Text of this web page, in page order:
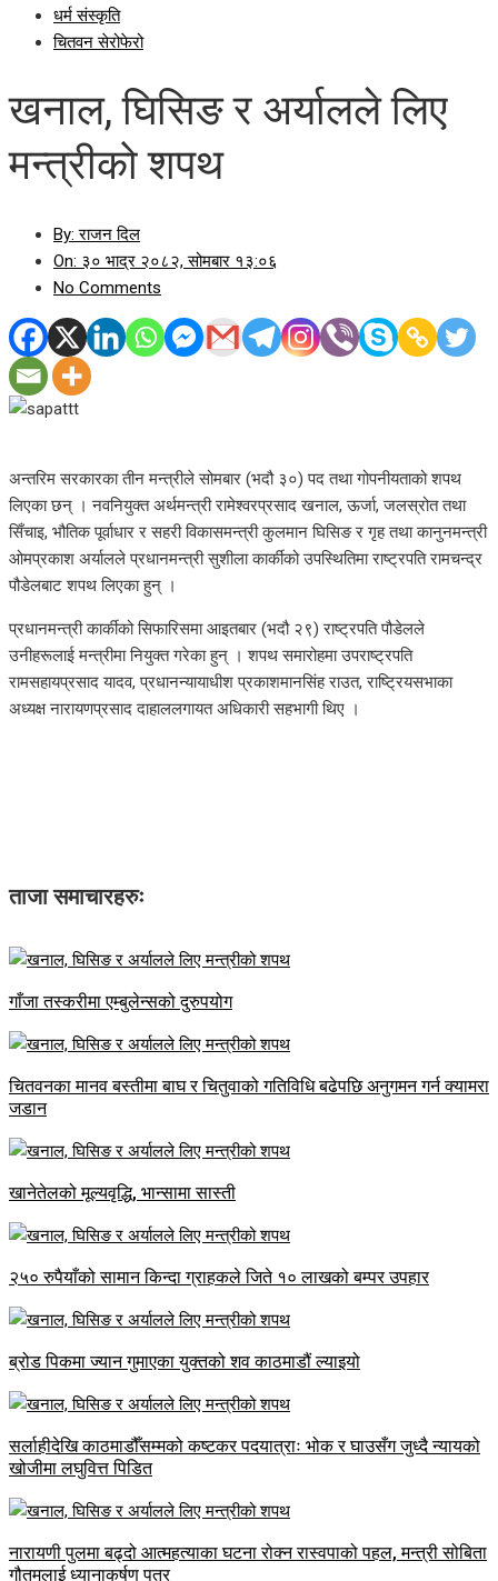
धर्म संस्कृति
चितवन सेरोफेरो
खनाल, घिसिङ र अर्यालले लिए
मन्त्रीको शपथ
By: राजन दिल
On: ३० भाद्र २०८२, सोमबार १३:०६
No Comments
अन्तरिम सरकारका तीन मन्त्रीले सोमबार (भदौ ३०) पद तथा गोपनीयताको शपथ
लिएका छन् । नवनियुक्त अर्थमन्त्री रामेश्वरप्रसाद खनाल, ऊर्जा, जलस्रोत तथा
सिँचाइ, भौतिक पूर्वाधार र सहरी विकासमन्त्री कुलमान घिसिङ र गृह तथा कानुनमन्त्री
ओमप्रकाश अर्यालले प्रधानमन्त्री सुशीला कार्कीको उपस्थितिमा राष्ट्रपति रामचन्द्र
पौडेलबाट शपथ लिएका हुन् ।
प्रधानमन्त्री कार्कीको सिफारिसमा आइतबार (भदौ २९) राष्ट्रपति पौडेलले
उनीहरूलाई मन्त्रीमा नियुक्त गरेका हुन् । शपथ समारोहमा उपराष्ट्रपति
रामसहायप्रसाद यादव, प्रधानन्यायाधीश प्रकाशमानसिंह राउत, राष्ट्रियसभाका
अध्यक्ष नारायणप्रसाद दाहाललगायत अधिकारी सहभागी थिए ।
ताजा समाचारहरुः
गाँजा तस्करीमा एम्बुलेन्सको दुरुपयोग
चितवनका मानव बस्तीमा बाघ र चितुवाको गतिविधि बढेपछि अनुगमन गर्न क्यामरा
जडान
खानेतेलको मूल्यवृद्धि, भान्सामा सास्ती
२५० रुपैयाँको सामान किन्दा ग्राहकले जिते १० लाखको बम्पर उपहार
ब्रोड पिकमा ज्यान गुमाएका युक्तको शव काठमाडौं ल्याइयो
सर्लाहीदेखि काठमाडौँसम्मको कष्टकर पदयात्राः भोक र घाउसँग जुध्दै न्यायको
खोजीमा लघुवित्त पिडित
नारायणी पुलमा बढ्दो आत्महत्याका घटना रोक्न रास्वपाको पहल, मन्त्री सोबिता
गौतमलाई ध्यानाकर्षण पत्र